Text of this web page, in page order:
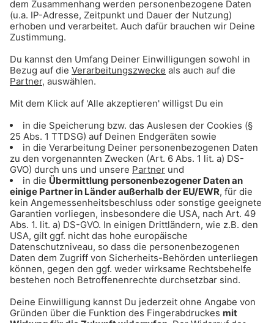
Gong 96.3 Chill
Cooler Sound zum Entspannen und Relaxen
Gong 96.3 PartyGong
Dance, House und Club-Classics zum Abtanzen
und Party feiern